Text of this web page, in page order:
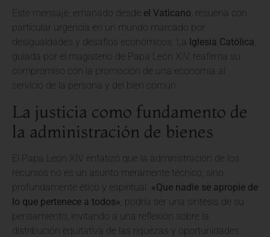
Este mensaje, emanado desde el Vaticano, resuena con
particular urgencia en un mundo marcado por
desigualdades y desafíos económicos. La Iglesia Católica,
guiada por el magisterio de Papa León XIV, reafirma su
compromiso con la promoción de una economía al
servicio de la persona y del bien común.
La justicia como fundamento de
la administración de bienes
El Papa León XIV enfatizó que la administración de los
recursos no es un asunto meramente técnico, sino
profundamente ético y espiritual. «Que nadie se apropie de
lo que pertenece a todos» , podría ser una síntesis de su
pensamiento, invitando a una reflexión sobre la
distribución equitativa de las riquezas y oportunidades.